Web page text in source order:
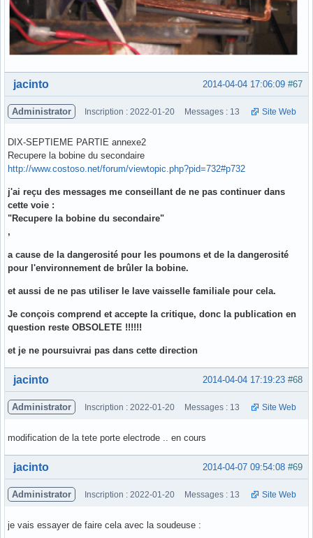
Hors ligne #67
2014-04-04 17:06:09
jacinto
Administrator Inscription : 2022-01-20 Messages : 13 Site Web
DIX-SEPTIEME PARTIE annexe2
Recupere la bobine du secondaire
http://www.costoso.net/forum/viewtopic.php?pid=732#p732
j'ai reçu des messages me conseillant de ne pas continuer dans
cette voie :
"Recupere la bobine du secondaire"
,
a cause de la dangerosité pour les poumons et de la dangerosité
pour l'environnement de brûler la bobine.
et aussi de ne pas utiliser le lave vaisselle familiale pour cela.
Je conçois comprend et accepte la critique, donc la publication en
question reste OBSOLETE !!!!!!
et je ne poursuivrai pas dans cette direction
Hors ligne #68
2014-04-04 17:19:23
jacinto
Administrator Inscription : 2022-01-20 Messages : 13 Site Web
modification de la tete porte electrode .. en cours
Hors ligne #69
2014-04-07 09:54:08
jacinto
Administrator Inscription : 2022-01-20 Messages : 13 Site Web
je vais essayer de faire cela avec la soudeuse :